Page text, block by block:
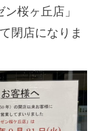
桜ヶ丘店」
閉店になりま